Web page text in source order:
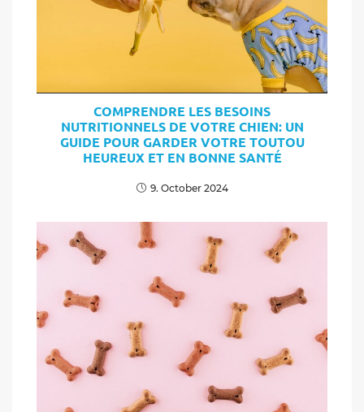
COMPRENDRE LES BESOINS
NUTRITIONNELS DE VOTRE CHIEN: UN
GUIDE POUR GARDER VOTRE TOUTOU
HEUREUX ET EN BONNE SANTÉ
9. October 2024